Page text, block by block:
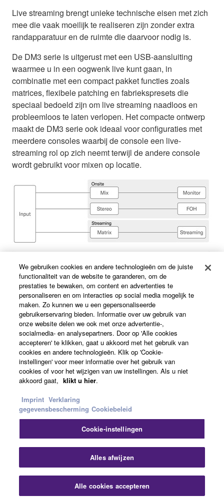
Live streaming brengt unieke technische eisen met zich
mee die vaak moeilijk te realiseren zijn zonder extra
randapparatuur en de ruimte die daarvoor nodig is.
De DM3 serie is uitgerust met een USB-aansluiting
waarmee u in een oogwenk live kunt gaan, in
combinatie met een compact pakket functies zoals
matrices, flexibele patching en fabriekspresets die
speciaal bedoeld zijn om live streaming naadloos en
probleemloos te laten verlopen. Het compacte ontwerp
maakt de DM3 serie ook ideaal voor configuraties met
meerdere consoles waarbij de console een live-
streaming rol op zich neemt terwijl de andere console
wordt gebruikt voor mixen op locatie.
Een uitgebreid pakket streamingfuncties
In de DM3 serie zijn de functies die nodig zijn voor
streaming samengebracht in een compacte behuizing.
en USB-aansluitingen, waardoor het mogelijk is om
audio in te voeren in de DM3 serie en de gemengde
audio rechtstreeks naar een computer te verzenden met
behulp van streaming software. Met stereo en matrices
biedt audioroutering een hoge mate van vrijheid en kunt
u audio afzonderlijk mixen voor gebruik op locatie en
streaming.
Bovendien is de met Dante uitgeruste DM3* ideaal voor
We gebruiken cookies en andere technologieën om de juiste
functionaliteit van de website te garanderen, om de
prestaties te bewaken, om content en advertenties te
personaliseren en om interacties op social media mogelijk te
maken. Zo kunnen we u een gepersonaliseerde
gebruikerservaring bieden. Informatie over uw gebruik van
onze website delen we ook met onze advertentie-,
socialmedia- en analysepartners. Door op 'Alle cookies
accepteren' te klikken, gaat u akkoord met het gebruik van
cookies en andere technologieën. Klik op 'Cookie-
instellingen' voor meer informatie over het gebruik van
cookies of voor het wijzigen van uw instellingen. Als u niet
akkoord gaat, klikt u hier.
Imprint Verklaring
gegevensbescherming Cookiebeleid
Cookie-instellingen
Alles afwijzen
Alle cookies accepteren